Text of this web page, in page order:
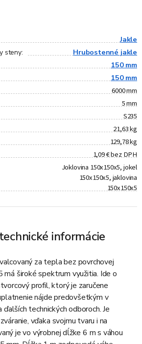
Jakle
steny: Hrubostenné jakle
150 mm
150 mm
6000 mm
5 mm
S235
21,63 kg
129,78 kg
1,09 € bez DPH
Joklovina 150x150x5, jokel
150x150x5, jaklovina
150x150x5
informácie
za tepla bez povrchovej
široké spektrum využitia. Ide o
profil, ktorý je zaručene
nájde predovšetkým v
ďalších technických odboroch. Je
vďaka svojmu tvaru i na
je vo výrobnej dĺžke 6 m s váhou